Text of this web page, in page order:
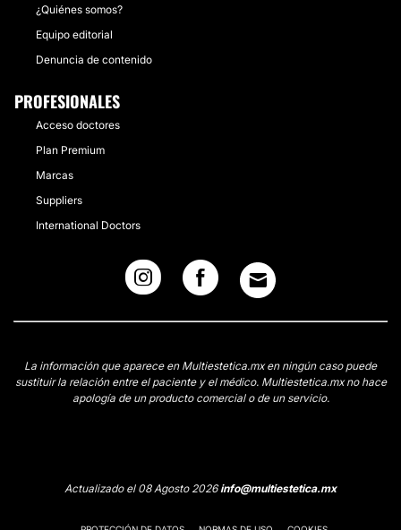
¿Quiénes somos?
Equipo editorial
Denuncia de contenido
PROFESIONALES
Acceso doctores
Plan Premium
Marcas
Suppliers
International Doctors
La información que aparece en Multiestetica.mx en ningún caso puede
sustituir la relación entre el paciente y el médico. Multiestetica.mx no hace
apología de un producto comercial o de un servicio.
Actualizado el 08 Agosto 2026info@multiestetica.mx